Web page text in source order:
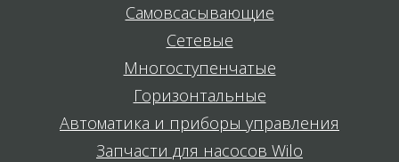
Самовсасывающие
Сетевые
Многоступенчатые
Горизонтальные
Автоматика и приборы управления
Запчасти для насосов Wilo